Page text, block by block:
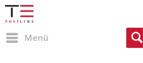
Menü